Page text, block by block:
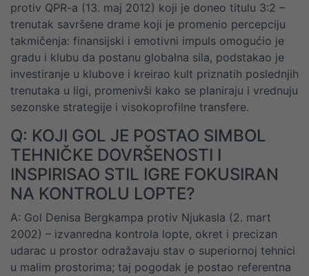
protiv QPR-a (13. maj 2012) koji je doneo titulu 3:2 –
trenutak savršene drame koji je promenio percepciju
takmičenja: finansijski i emotivni impuls omogućio je
gradu i klubu da postanu globalna sila, podstakao je
investiranje u klubove i kreirao kult priznatih poslednjih
trenutaka u ligi, promenivši kako se planiraju i vrednuju
sezonske strategije i visokoprofilne transfere.
Q: KOJI GOL JE POSTAO SIMBOL
TEHNIČKE DOVRŠENOSTI I
INSPIRISAO STIL IGRE FOKUSIRAN
NA KONTROLU LOPTE?
A: Gol Denisa Bergkampa protiv Njukasla (2. mart
2002) – izvanredna kontrola lopte, okret i precizan
udarac u prostor odražavaju stav o superiornoj tehnici
u malim prostorima; taj pogodak je postao referentna